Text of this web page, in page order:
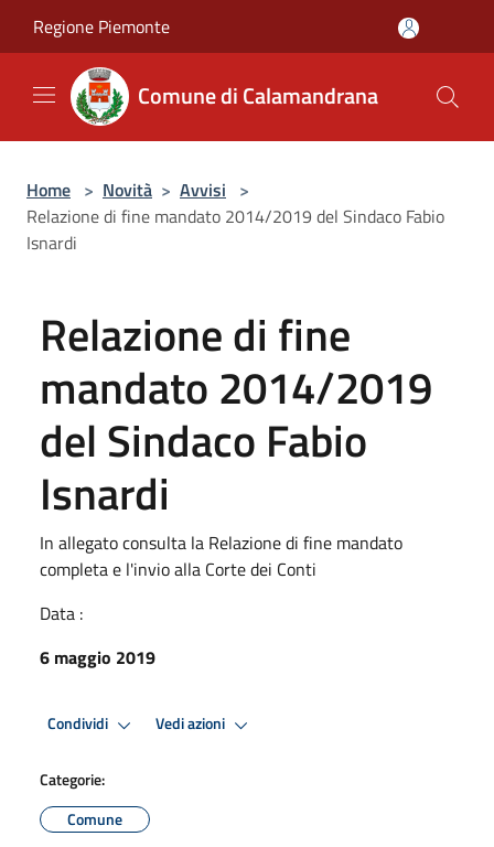
Regione Piemonte
Comune di Calamandrana
Home > Novità > Avvisi >
Relazione di fine mandato 2014/2019 del Sindaco Fabio
Isnardi
Relazione di fine
mandato 2014/2019
del Sindaco Fabio
Isnardi
In allegato consulta la Relazione di fine mandato
completa e l'invio alla Corte dei Conti
Data :
6 maggio 2019
Condividi Vedi azioni
Categorie:
Comune